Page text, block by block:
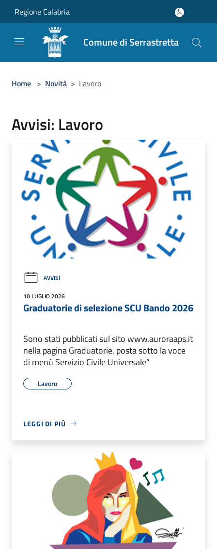
Regione Calabria
Comune di Serrastretta
Home > Novità > Lavoro
Avvisi: Lavoro
AVVISI
10 LUGLIO 2026
Graduatorie di selezione SCU Bando 2026
Sono stati pubblicati sul sito www.auroraaps.it
nella pagina Graduatorie, posta sotto la voce
di menù Servizio Civile Universale”
Lavoro
LEGGI DI PIÙ